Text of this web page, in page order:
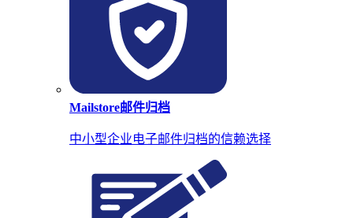
Mailstore邮件归档
中小型企业电子邮件归档的信赖选择